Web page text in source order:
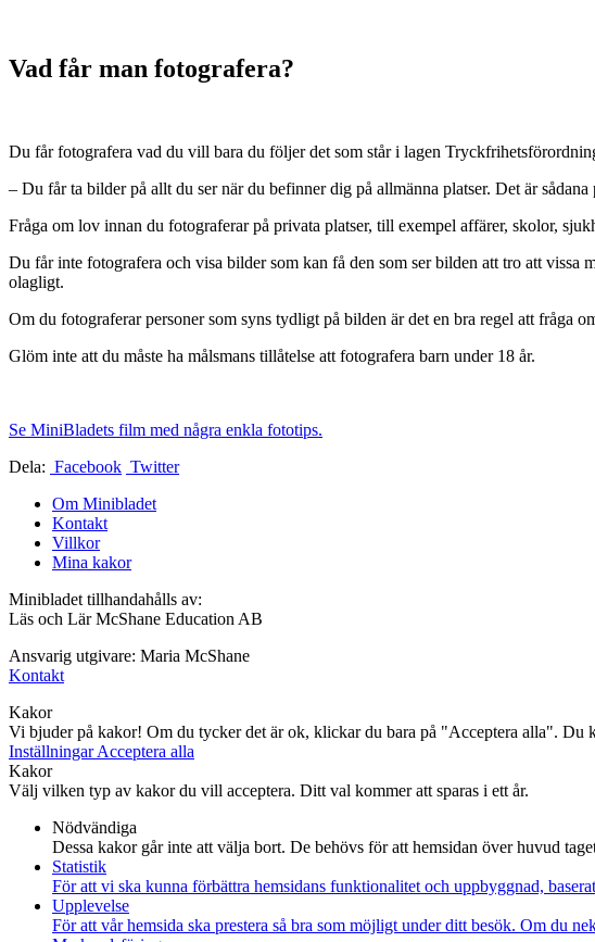
Vad får man fotografera?
Du får fotografera vad du vill bara du följer det som står i lagen
– Du får ta bilder på allt du ser när du befinner dig på allmänna platser. Det är
Fråga om lov innan du fotograferar på privata platser, till exempel affärer, skolor,
Du får inte fotografera och visa bilder som kan få den som ser bilden att tro att
olagligt.
Om du fotograferar personer som syns tydligt på bilden är det en bra regel att fråga
Glöm inte att du måste ha målsmans tillåtelse att fotografera barn under 18 år.
Se MiniBladets film med några enkla fototips.
Dela: Facebook Twitter
Om Minibladet
Kontakt
Villkor
Mina kakor
Minibladet tillhandahålls av:
Läs och Lär McShane Education AB
Ansvarig utgivare: Maria McShane
Kontakt
Kakor
Vi bjuder på kakor! Om du tycker det är ok, klickar du bara på "Acceptera alla".
InställningarAcceptera alla
Kakor
Välj vilken typ av kakor du vill acceptera. Ditt val kommer att sparas i ett år.
Nödvändiga
Dessa kakor går inte att välja bort. De behövs för att hemsidan över huvud
Statistik
För att vi ska kunna förbättra hemsidans funktionalitet och uppbyggnad,
Upplevelse
För att vår hemsida ska prestera så bra som möjligt under ditt besök. Om du